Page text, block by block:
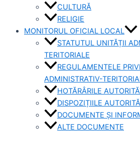
CULTURĂ
RELIGIE
MONITORUL OFICIAL LOCAL
STATUTUL UNITĂȚII
TERITORIALE
REGULAMENTELE
ADMINISTRATIV-
HOTĂRÂRILE
DISPOZIȚIILE
DOCUMENTE ȘI
ALTE DOCUMENTE